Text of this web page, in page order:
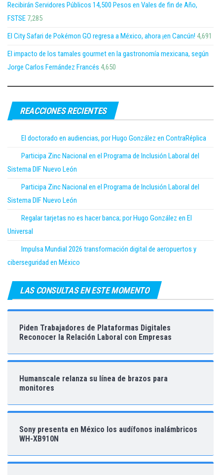
Recibirán Servidores Públicos 14,500 Pesos en Vales de fin de Año,
FSTSE 7,285
El City Safari de Pokémon GO regresa a México, ahora ¡en Cancún! 4,691
El impacto de los tamales gourmet en la gastronomía mexicana, según
Jorge Carlos Fernández Francés 4,650
REACCIONES RECIENTES
El doctorado en audiencias, por Hugo González en ContraRéplica
Participa Zinc Nacional en el Programa de Inclusión Laboral del
Sistema DIF Nuevo León
Participa Zinc Nacional en el Programa de Inclusión Laboral del
Sistema DIF Nuevo León
Regalar tarjetas no es hacer banca; por Hugo González en El
Universal
Impulsa Mundial 2026 transformación digital de aeropuertos y
ciberseguridad en México
LAS CONSULTAS EN ESTE MOMENTO
Piden Trabajadores de Plataformas Digitales
Reconocer la Relación Laboral con Empresas
Humanscale relanza su línea de brazos para
monitores
Sony presenta en México los audífonos inalámbricos
WH-XB910N